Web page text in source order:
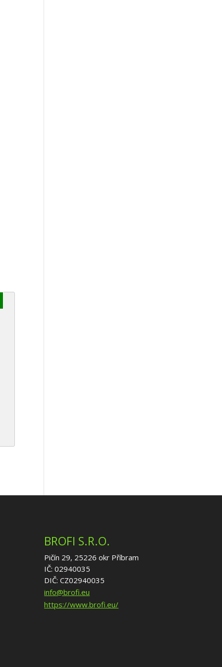
BROFI S.R.O.
Pičín 29, 25226 okr Příbram
IČ: 02940035
DIČ: CZ02940035
info@brofi.eu
https://www.brofi.eu/